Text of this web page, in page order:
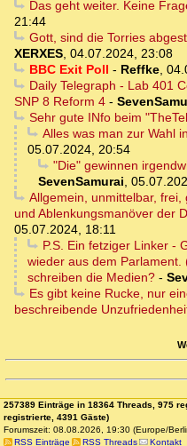
Das geht weiter. Keine
21:44
Gott, sind die Torries
XERXES, 04.07.2024, 23:08
BBC Exit Poll - Reffke,
Daily Telegraph - Lab 401
SNP 8 Reform 4 -
Sehr gute INfo beim
Alles was man zur Wahl
05.07.2024, 20:54
"Die" gewinnen
SevenSamurai,
Allgemein, unmittelbar,
und Ablenkungsmanöver der
05.07.2024, 18:11
P.S. Ein fetziger Linker -
wieder aus dem
schreiben die Medien? -
Es gibt keine Rucke, nur
beschreibende
257389 Einträge in 18364 Threads, 975
registrierte, 4391 Gäste)
Forumszeit: 08.08.2026, 19:30 (Europe/
RSS Einträge
RSS Threads Kontakt